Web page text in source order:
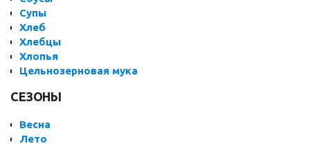
Супы
Хлеб
Хлебцы
Хлопья
Цельнозерновая мука
СЕЗОНЫ
Весна
Лето